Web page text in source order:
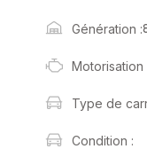
Génération :
Motorisation
Type de
Condition :